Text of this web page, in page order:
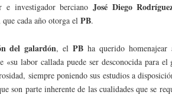
e investigador berciano José Diego
que cada año otorga el PB.
del galardón, elPB ha querido
«su labor callada puede ser desconocida para el
siempre poniendo sus estudios a
son parte inherente de las cualidades que se